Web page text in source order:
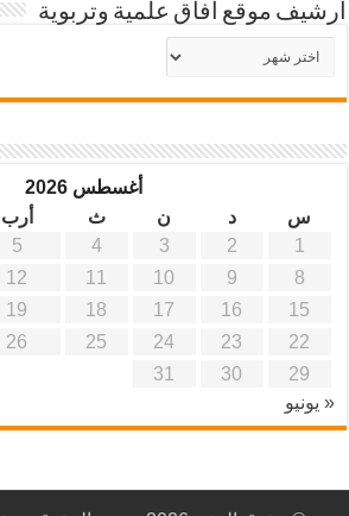
أرشيف موقع آفاق علمية وتربوية
أرشيف
موقع
آفاق
أغسطس 2026
س
د ن ث أرب
1
2
3
4
5
8
9
10
11
12
15
16
17
18
19
22
23
24
25
26
29
30
31
« يونيو